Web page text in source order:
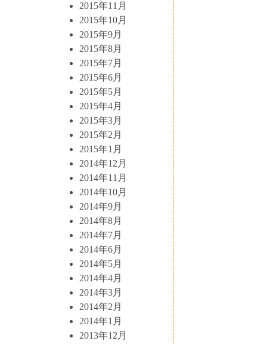
2015年11月
2015年10月
2015年9月
2015年8月
2015年7月
2015年6月
2015年5月
2015年4月
2015年3月
2015年2月
2015年1月
2014年12月
2014年11月
2014年10月
2014年9月
2014年8月
2014年7月
2014年6月
2014年5月
2014年4月
2014年3月
2014年2月
2014年1月
2013年12月